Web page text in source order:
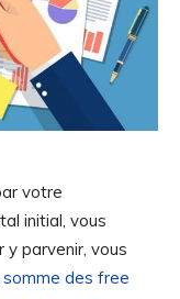
votre
initial, vous
y parvenir, vous
des free